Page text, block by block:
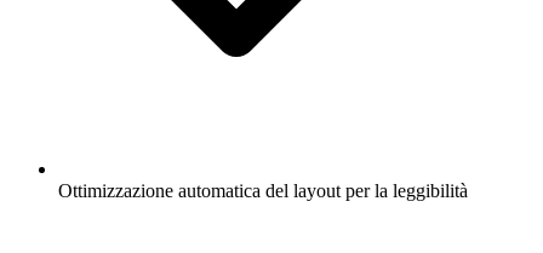
Ottimizzazione automatica del layout per la leggibilità